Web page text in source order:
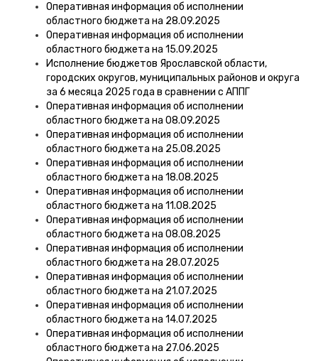
Оперативная информация об исполнении
областного бюджета на 28.09.2025
Оперативная информация об исполнении
областного бюджета на 15.09.2025
Исполнение бюджетов Ярославской области,
городских округов, муниципальных районов и округа
за 6 месяца 2025 года в сравнении с АППГ
Оперативная информация об исполнении
областного бюджета на 08.09.2025
Оперативная информация об исполнении
областного бюджета на 25.08.2025
Оперативная информация об исполнении
областного бюджета на 18.08.2025
Оперативная информация об исполнении
областного бюджета на 11.08.2025
Оперативная информация об исполнении
областного бюджета на 08.08.2025
Оперативная информация об исполнении
областного бюджета на 28.07.2025
Оперативная информация об исполнении
областного бюджета на 21.07.2025
Оперативная информация об исполнении
областного бюджета на 14.07.2025
Оперативная информация об исполнении
областного бюджета на 27.06.2025